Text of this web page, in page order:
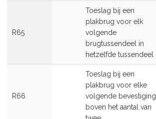
R65
Toeslag bij een
plakbrug voor elk
volgende
brugtussendeel in
hetzelfde tussendeel
R66
Toeslag bij een
plakbrug voor elke
volgende bevestiging
boven het aantal van